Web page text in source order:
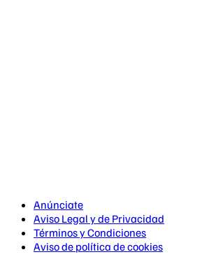
Anúnciate
Aviso Legal y de Privacidad
Términos y Condiciones
Aviso de política de cookies